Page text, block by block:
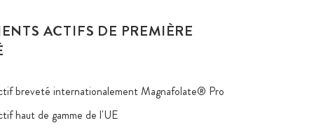
ACTIFS DE PREMIÈRE
breveté internationalement Magnafolate® Pro
haut de gamme de l'UE